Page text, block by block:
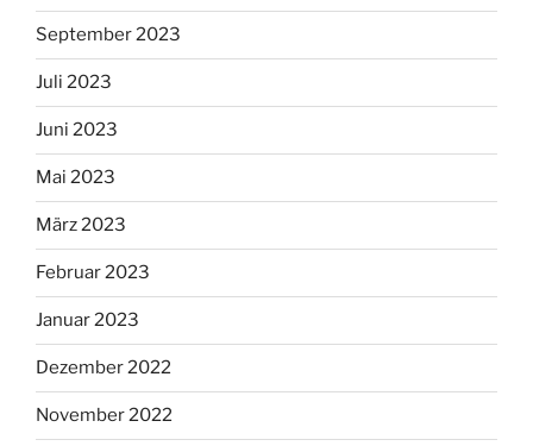
September 2023
Juli 2023
Juni 2023
Mai 2023
März 2023
Februar 2023
Januar 2023
Dezember 2022
November 2022